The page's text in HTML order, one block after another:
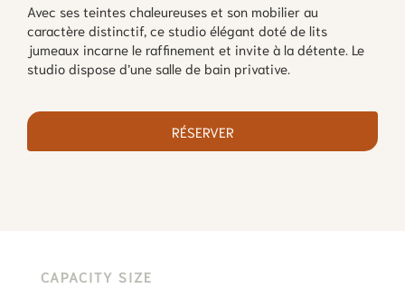
Avec ses teintes chaleureuses et son mobilier au
caractère distinctif, ce studio élégant doté de lits
jumeaux incarne le raffinement et invite à la détente. Le
studio dispose d’une salle de bain privative.
RÉSERVER
CAPACITY SIZE